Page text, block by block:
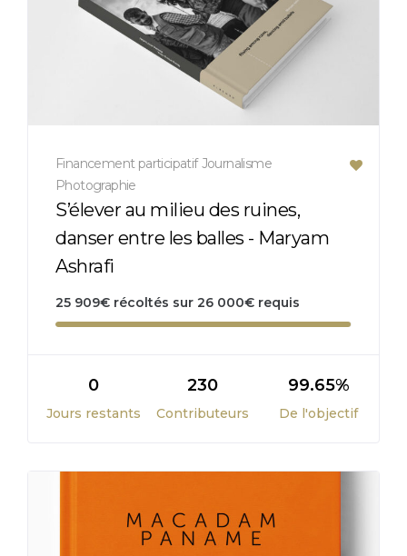
Financement participatif Journalisme
Photographie
S’élever au milieu des ruines,
danser entre les balles - Maryam
Ashrafi
25 909€ récoltés sur 26 000€ requis
0
Jours restants
230
Contributeurs
99.65%
De l'objectif